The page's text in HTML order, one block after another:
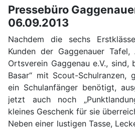
Pressebüro
06.09.2013
Nachdem die sechs
Kunden der Gaggenauer
Ortsverein Gaggenau e.V., sind,
Basar“ mit Scout-
ein Schulanfänger benötigt,
jetzt auch noch
kleines Geschenk für sie
Neben einer lustigen Tasse,